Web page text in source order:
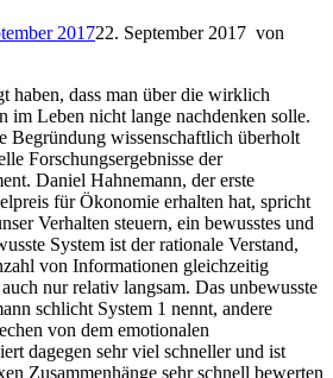
201722. September 2017 von
haben, dass man über die wirklich
im Leben nicht lange nachdenken solle.
Begründung wissenschaftlich überholt
Forschungsergebnisse der
Daniel Hahnemann, der erste
für Ökonomie erhalten hat, spricht
Verhalten steuern, ein bewusstes und
System ist der rationale Verstand,
von Informationen gleichzeitig
nur relativ langsam. Das unbewusste
schlicht System 1 nennt, andere
von dem emotionalen
dagegen sehr viel schneller und ist
Zusammenhänge sehr schnell bewerten